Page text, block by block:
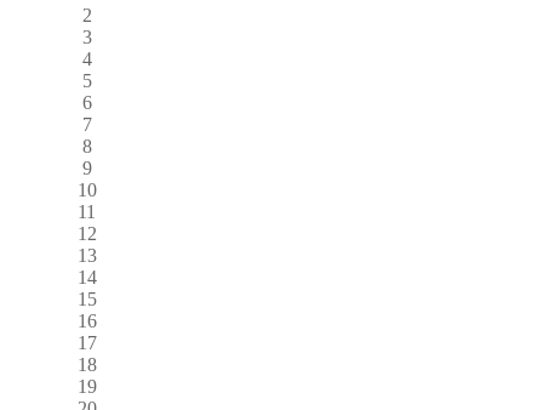
2
3
4
5
6
7
8
9
10
11
12
13
14
15
16
17
18
19